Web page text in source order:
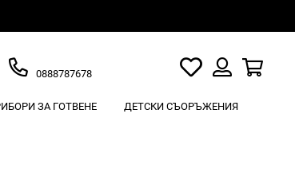
Търсене
0888787678
Моят
списък
любими
ЗА ГОТВЕНЕ ДЕТСКИ СЪОРЪЖЕНИЯ